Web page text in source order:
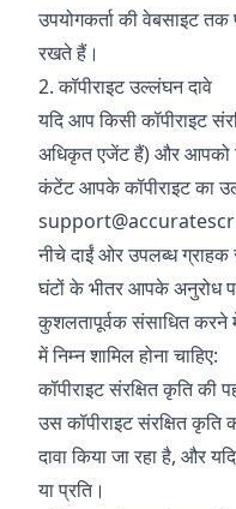
उपयोगकर्ता की वेबसाइट
रखते हैं।
2. कॉपीराइट उल्लंघन दावे
यदि आप किसी कॉपीराइट
अधिकृत एजेंट हैं) और आपको
कंटेंट आपके कॉपीराइट का
नीचे दाईं ओर उपलब्ध ग्राहक
घंटों के भीतर आपके अनुरोध
कुशलतापूर्वक संसाधित करने
में निम्न शामिल होना चाहिए:
कॉपीराइट संरक्षित कृति की
उस कॉपीराइट संरक्षित
दावा किया जा रहा है, और
या प्रति।